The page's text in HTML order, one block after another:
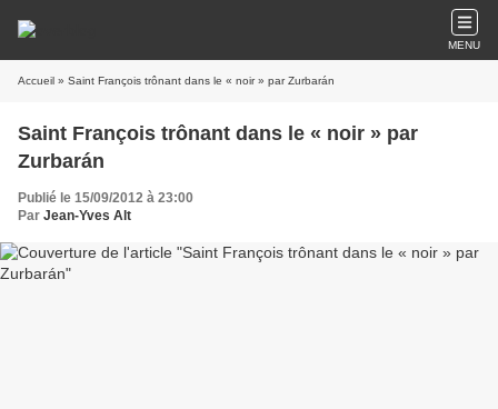
MENU
Accueil » Saint François trônant dans le « noir » par Zurbarán
Saint François trônant dans le « noir » par
Zurbarán
Publié le 15/09/2012 à 23:00
Par Jean-Yves Alt